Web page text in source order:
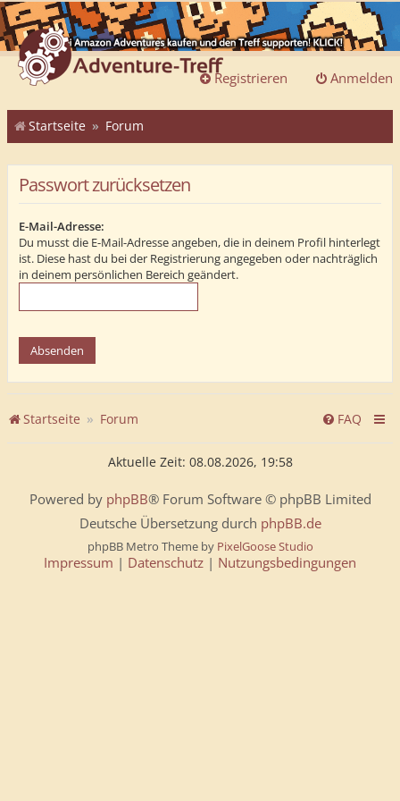
Anmelden
Registrieren
Startseite Forum
Passwort zurücksetzen
E-Mail-Adresse:
Du musst die E-Mail-Adresse angeben, die in deinem Profil hinterlegt
ist. Diese hast du bei der Registrierung angegeben oder nachträglich
in deinem persönlichen Bereich geändert.
Startseite Forum FAQ
Aktuelle Zeit: 08.08.2026, 19:58
Powered by phpBB® Forum Software © phpBB Limited
Deutsche Übersetzung durch phpBB.de
phpBB Metro Theme by PixelGoose Studio
Impressum | Datenschutz | Nutzungsbedingungen